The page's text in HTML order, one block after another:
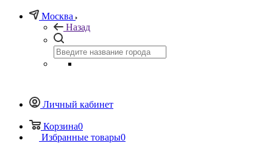
Москва
Назад
Личный кабинет
Корзина0
Избранные товары0